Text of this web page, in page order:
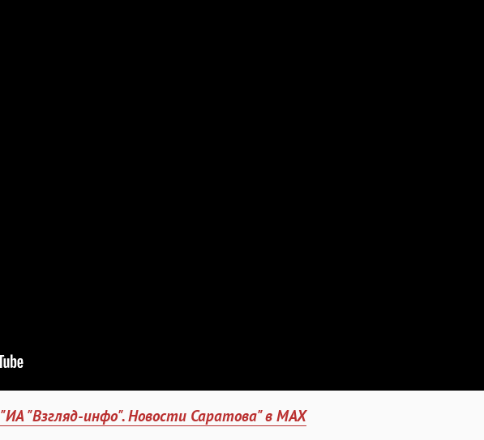
"ИА "Взгляд-инфо". Новости Саратова" в MAX